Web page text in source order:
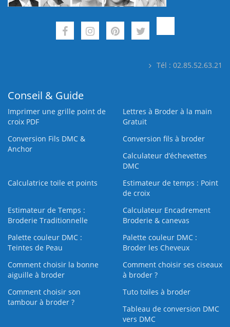
Tél : 02.85.52.63.21
Conseil & Guide
Imprimer une grille point de
croix PDF
Lettres à Broder à la main
Gratuit
Conversion Fils DMC &
Anchor
Conversion fils à broder
Calculateur d’échevettes
DMC
Calculatrice toile et points
Estimateur de temps : Point
de croix
Estimateur de Temps :
Broderie Traditionnelle
Calculateur Encadrement
Broderie & canevas
Palette couleur DMC :
Teintes de Peau
Palette couleur DMC :
Broder les Cheveux
Comment choisir la bonne
aiguille à broder
Comment choisir ses ciseaux
à broder ?
Comment choisir son
tambour à broder ?
Tuto toiles à broder
Tableau de conversion DMC
vers DMC